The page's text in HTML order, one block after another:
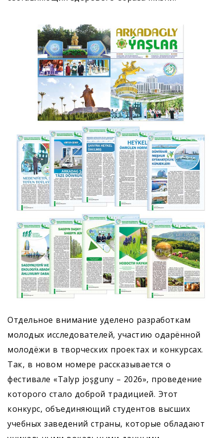
Отдельное внимание уделено разработкам
молодых исследователей, участию одарённой
молодёжи в творческих проектах и конкурсах.
Так, в новом номере рассказывается о
фестивале «Talyp joşguny – 2026», проведение
которого стало доброй традицией. Этот
конкурс, объединяющий студентов высших
учебных заведений страны, которые обладают